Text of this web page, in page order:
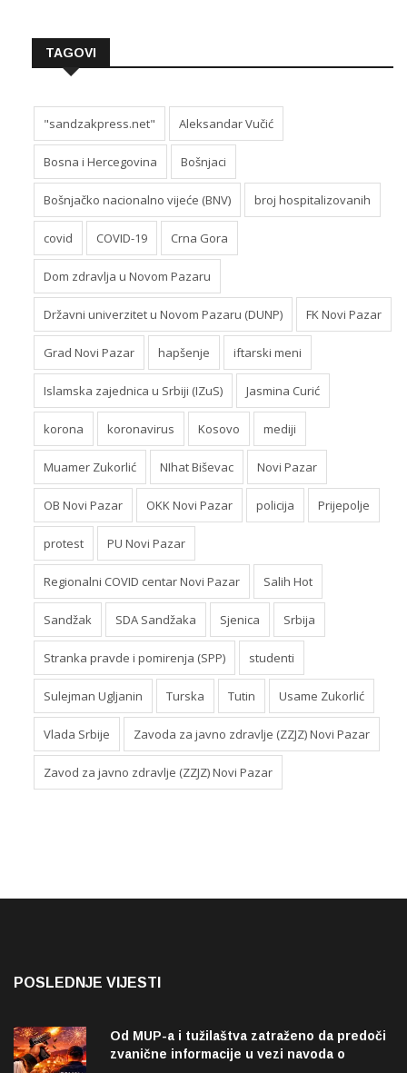
TAGOVI
"sandzakpress.net" Aleksandar Vučić
Bosna i Hercegovina Bošnjaci
Bošnjačko nacionalno vijeće (BNV) broj hospitalizovanih
covid COVID-19 Crna Gora
Dom zdravlja u Novom Pazaru
Državni univerzitet u Novom Pazaru (DUNP) FK Novi Pazar
Grad Novi Pazar hapšenje iftarski meni
Islamska zajednica u Srbiji (IZuS) Jasmina Curić
korona koronavirus Kosovo mediji
Muamer Zukorlić NIhat Biševac Novi Pazar
OB Novi Pazar OKK Novi Pazar policija Prijepolje
protest PU Novi Pazar
Regionalni COVID centar Novi Pazar Salih Hot
Sandžak SDA Sandžaka Sjenica Srbija
Stranka pravde i pomirenja (SPP) studenti
Sulejman Ugljanin Turska Tutin Usame Zukorlić
Vlada Srbije Zavoda za javno zdravlje (ZZJZ) Novi Pazar
Zavod za javno zdravlje (ZZJZ) Novi Pazar
POSLEDNJE VIJESTI
Od MUP-a i tužilaštva zatraženo da predoči
zvanične informacije u vezi navoda o